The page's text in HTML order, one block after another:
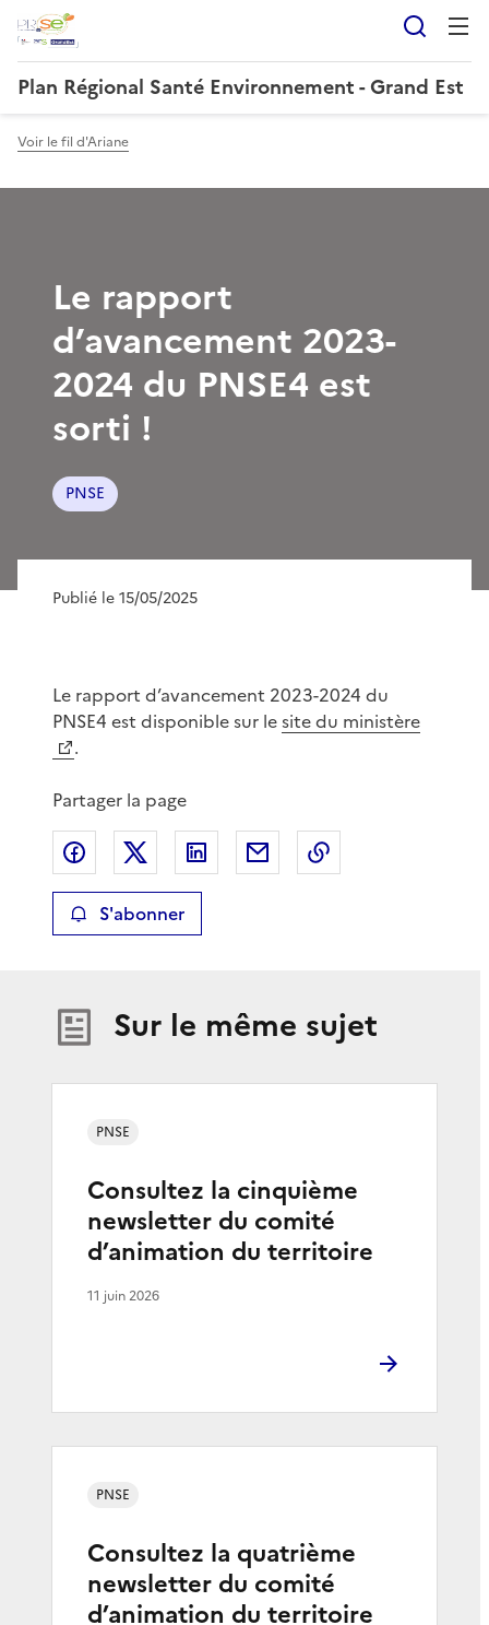
Plan Régional Santé Environnement - Grand Est
Voir le fil d'Ariane
Le rapport
d’avancement 2023-
2024 du PNSE4 est
sorti !
PNSE
Publié le 15/05/2025
Le rapport d’avancement 2023-2024 du
PNSE4 est disponible sur lesite du ministère
.
Partager la page
Partager sur Facebook
Partager sur XPartager sur LinkedIn
Partager par email
S'abonner
Sur le même sujet
Consultez la cinquième
newsletter du comité
d’animation du territoire
PNSE
11 juin 2026
Consultez la quatrième
newsletter du comité
d’animation du territoire
PNSE